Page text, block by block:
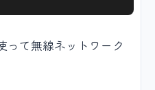
って無線ネットワーク